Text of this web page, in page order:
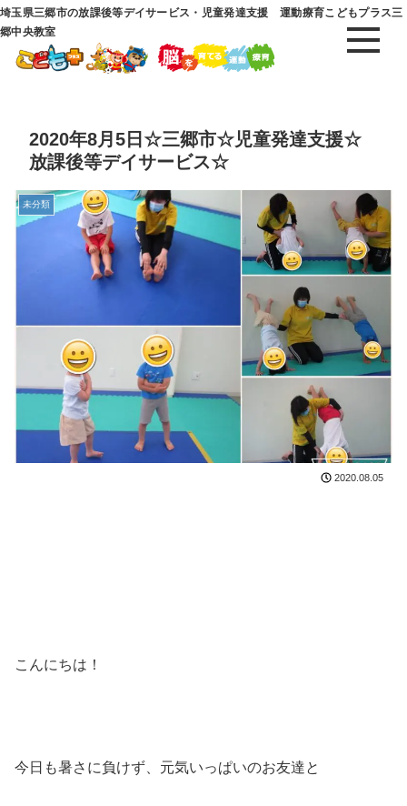
埼玉県三郷市の放課後等デイサービス・児童発達支援 運動療育こどもプラス三
郷中央教室
2020年8月5日☆三郷市☆児童発達支援☆
放課後等デイサービス☆
未分類
2020.08.05
こんにちは！
今日も暑さに負けず、元気いっぱいのお友達と